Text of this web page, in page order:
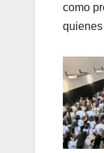
como